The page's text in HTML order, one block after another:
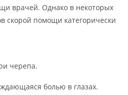
врачей. Однако в некоторых
скорой помощи категорически
черепа.
болью в глазах.